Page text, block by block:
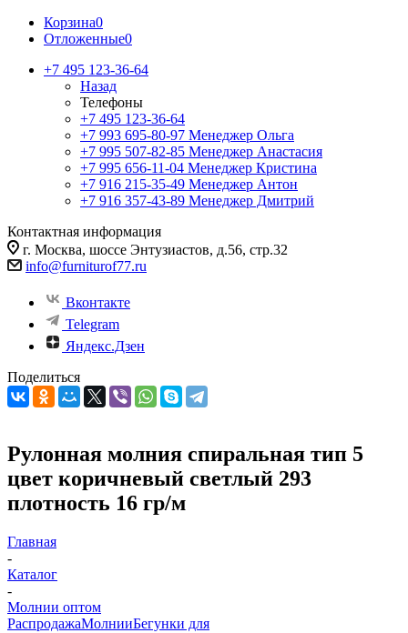
Корзина0
Отложенные0
+7 495 123-36-64
Назад
Телефоны
+7 495 123-36-64
+7 993 695-80-97 Менеджер Ольга
+7 995 507-82-85 Менеджер Анастасия
+7 995 656-11-04 Менеджер Кристина
+7 916 215-35-49 Менеджер Антон
+7 916 357-43-89 Менеджер Дмитрий
Контактная информация
г. Москва, шоссе Энтузиастов, д.56, стр.32
info@furniturof77.ru
Вконтакте
Telegram
Яндекс.Дзен
Поделиться
Рулонная молния спиральная тип 5
цвет коричневый светлый 293
плотность 16 гр/м
Главная
-
Каталог
-
Молнии оптом
РаспродажаМолнииБегунки для